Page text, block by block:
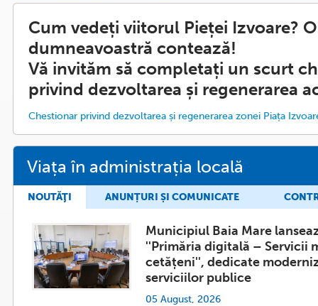
Cum vedeți viitorul Pieței Izvoare?
dumneavoastră contează!
Vă invităm să completați un scurt
privind dezvoltarea și regenerarea
Chestionar privind dezvoltarea și regenerarea zonei Piața
Viața în administrația locală
NOUTĂŢI ANUNȚURI ȘI COMUNICATE
Municipiul Baia Mare
''Primăria digitală – Servicii
cetățeni'', dedicate
serviciilor publice
05 August, 2026